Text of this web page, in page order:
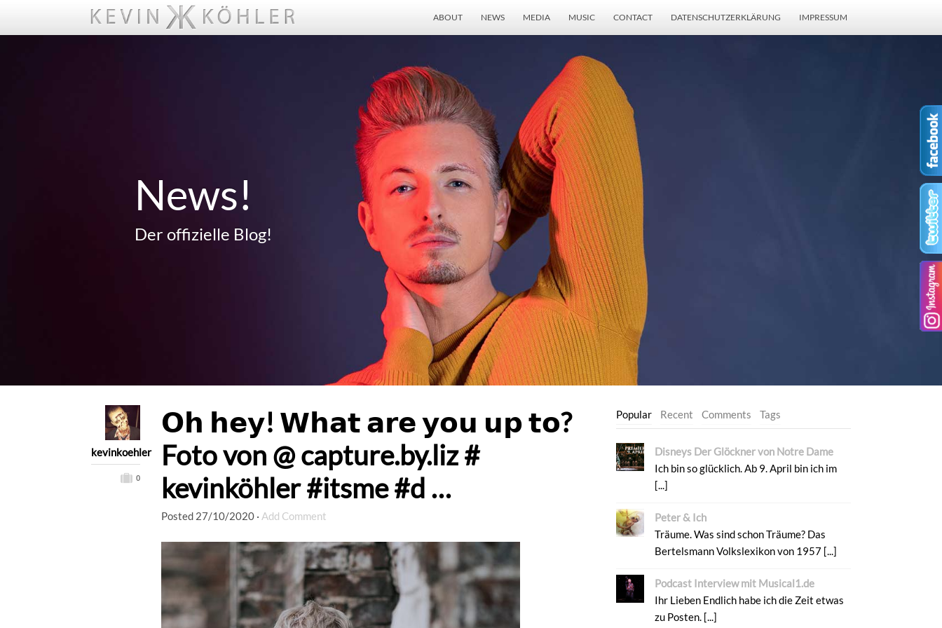
ABOUT NEWS MEDIA MUSIC CONTACT DATENSCHUTZERKLÄRUNG IMPRESSUM
News!
Der offizielle Blog!
kevinkoehler
0
𝗢𝗵 𝗵𝗲𝘆! 𝗪𝗵𝗮𝘁 𝗮𝗿𝗲 𝘆𝗼𝘂 𝘂𝗽 𝘁𝗼?
Foto von @ capture.by.liz #
kevinköhler #itsme #d …
Posted 27/10/2020 · Add Comment
Popular Recent Comments Tags
Disneys Der Glöckner von Notre Dame
Ich bin so glücklich. Ab 9. April bin ich im
[...]
Peter & Ich
Träume. Was sind schon Träume? Das
Bertelsmann Volkslexikon von 1957 [...]
Podcast Interview mit Musical1.de
Ihr Lieben Endlich habe ich die Zeit etwas
zu Posten. [...]